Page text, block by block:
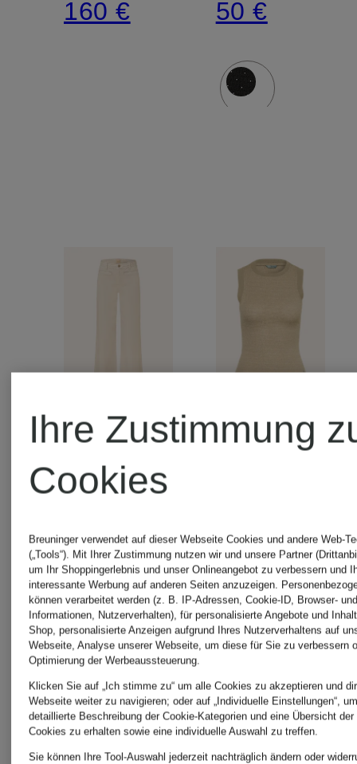
160 € 50 €
+Aktionsrabatt
GUESS
Hose
ZOYA
57,99 €
Bestpreis:
Top
mit
32,99 €
Bestpreis:
Ihre Zustimmung
Cookies
Breuninger verwendet auf dieser Webseite Cookies und andere Web-
(„Tools“). Mit Ihrer Zustimmung nutzen wir und unsere Partner
um Ihr Shoppingerlebnis und unser Onlineangebot zu verbessern und
interessante Werbung auf anderen Seiten anzuzeigen.
können verarbeitet werden (z. B. IP-Adressen, Cookie-ID, Browser-
Informationen, Nutzerverhalten), für personalisierte Angebote und
Shop, personalisierte Anzeigen aufgrund Ihres Nutzerverhaltens auf
Webseite, Analyse unserer Webseite, um diese für Sie zu verbessern
Optimierung der Werbeaussteuerung.
Klicken Sie auf „Ich stimme zu“ um alle Cookies zu akzeptieren und
Webseite weiter zu navigieren; oder auf „Individuelle Einstellungen“,
detaillierte Beschreibung der Cookie-Kategorien und eine Übersicht
Cookies zu erhalten sowie eine individuelle Auswahl zu treffen.
Sie können Ihre Tool-Auswahl jederzeit nachträglich ändern oder